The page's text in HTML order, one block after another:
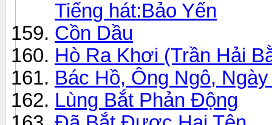
Tiếng hát:Bảo Yến
Cồn Dầu
Hò Ra Khơi (Trần Hải
Bác Hồ, Ông Ngô,
Lùng Bắt Phản Động